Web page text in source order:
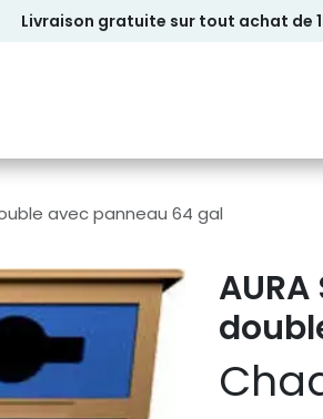
Livraison gratuite sur tout achat de
avec panneau 64 gal